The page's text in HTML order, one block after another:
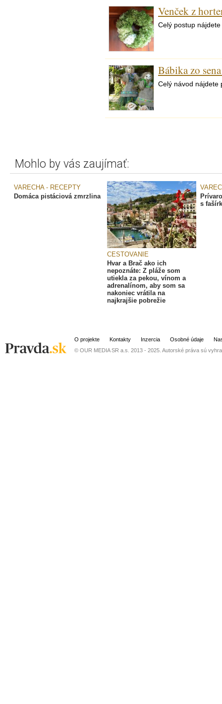
Venček z
Celý postup
Bábika zo
Celý návod nájdete
Mohlo by vás zaujímať:
VARECHA - RECEPTY
Domáca pistáciová zmrzlina
CESTOVANIE
Hvar a Brač ako ich
nepoznáte: Z pláže som
utiekla za pekou, vínom a
adrenalínom, aby som sa
nakoniec vrátila na
najkrajšie pobrežie
s
O projekte Kontakty Inzercia Osobné údaje
© OUR MEDIA SR a.s. 2013 - 2025. Autorské práva sú